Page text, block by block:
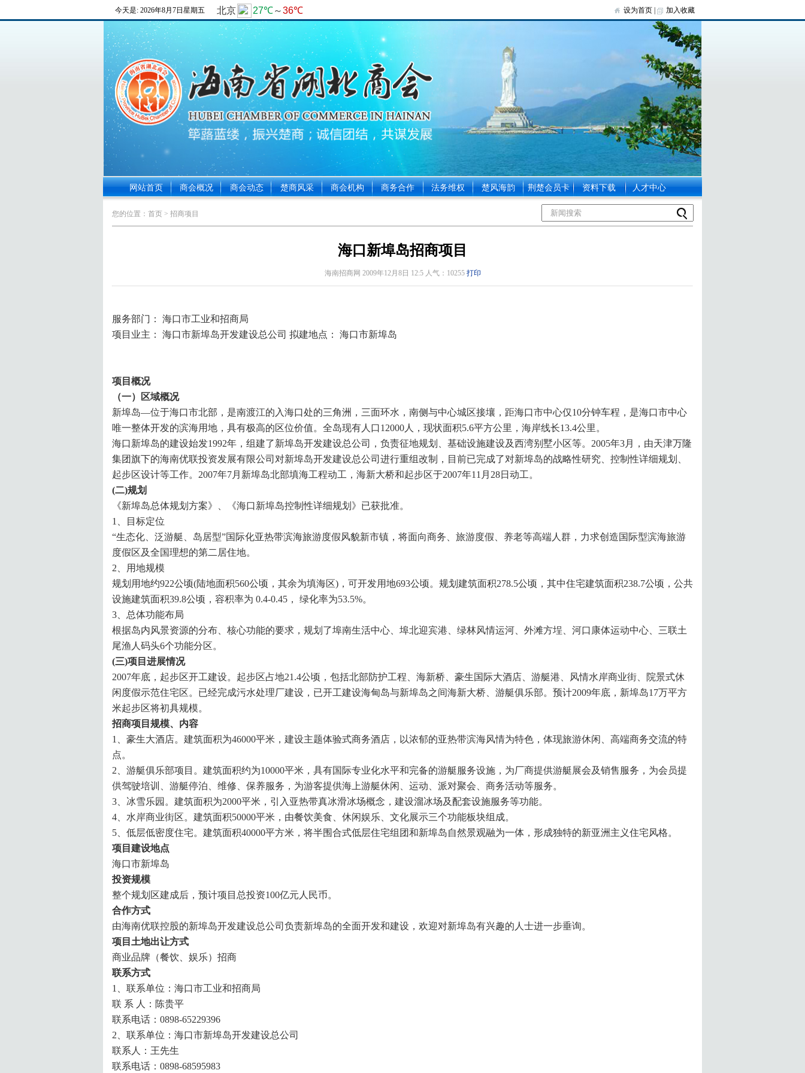
今天是: 2026年8月7日星期五 设为首页 加入收藏
网站首页 商会概况 商会动态 楚商风采 商会机构 商务合作 法务维权 楚风海韵 荆楚会员卡 资料下载 人才中心
您的位置： 首页 > 招商项目
海口新埠岛招商项目
海南招商网 2009年12月8日 12:5 人气：10255 打印
服务部门： 海口市工业和招商局
项目业主： 海口市新埠岛开发建设总公司 拟建地点： 海口市新埠岛
项目概况
（一）区域概况
新埠岛—位于海口市北部，是南渡江的入海口处的三角洲，三面环水，南侧与中心城区接壤，距海口市中心仅10分钟车程，是海口市中心
唯一整体开发的滨海用地，具有极高的区位价值。全岛现有人口12000人，现状面积5.6平方公里，海岸线长13.4公里。
海口新埠岛的建设始发1992年，组建了新埠岛开发建设总公司，负责征地规划、基础设施建设及西湾别墅小区等。2005年3月，由天津万隆
集团旗下的海南优联投资发展有限公司对新埠岛开发建设总公司进行重组改制，目前已完成了对新埠岛的战略性研究、控制性详细规划、
起步区设计等工作。2007年7月新埠岛北部填海工程动工，海新大桥和起步区于2007年11月28日动工。
(二)规划
《新埠岛总体规划方案》、《海口新埠岛控制性详细规划》已获批准。
1、目标定位
“生态化、泛游艇、岛居型”国际化亚热带滨海旅游度假风貌新市镇，将面向商务、旅游度假、养老等高端人群，力求创造国际型滨海旅游
度假区及全国理想的第二居住地。
2、用地规模
规划用地约922公顷(陆地面积560公顷，其余为填海区)，可开发用地693公顷。规划建筑面积278.5公顷，其中住宅建筑面积238.7公顷，公共
设施建筑面积39.8公顷，容积率为 0.4-0.45， 绿化率为53.5%。
3、总体功能布局
根据岛内风景资源的分布、核心功能的要求，规划了埠南生活中心、埠北迎宾港、绿林风情运河、外滩方埕、河口康体运动中心、三联土
尾渔人码头6个功能分区。
(三)项目进展情况
2007年底，起步区开工建设。起步区占地21.4公顷，包括北部防护工程、海新桥、豪生国际大酒店、游艇港、风情水岸商业街、院景式休
闲度假示范住宅区。已经完成污水处理厂建设，已开工建设海甸岛与新埠岛之间海新大桥、游艇俱乐部。预计2009年底，新埠岛17万平方
米起步区将初具规模。
招商项目规模、内容
1、豪生大酒店。建筑面积为46000平米，建设主题体验式商务酒店，以浓郁的亚热带滨海风情为特色，体现旅游休闲、高端商务交流的特
点。
2、游艇俱乐部项目。建筑面积约为10000平米，具有国际专业化水平和完备的游艇服务设施，为厂商提供游艇展会及销售服务，为会员提
供驾驶培训、游艇停泊、维修、保养服务，为游客提供海上游艇休闲、运动、派对聚会、商务活动等服务。
3、冰雪乐园。建筑面积为2000平米，引入亚热带真冰滑冰场概念，建设溜冰场及配套设施服务等功能。
4、水岸商业街区。建筑面积50000平米，由餐饮美食、休闲娱乐、文化展示三个功能板块组成。
5、低层低密度住宅。建筑面积40000平方米，将半围合式低层住宅组团和新埠岛自然景观融为一体，形成独特的新亚洲主义住宅风格。
项目建设地点
海口市新埠岛
投资规模
整个规划区建成后，预计项目总投资100亿元人民币。
合作方式
由海南优联控股的新埠岛开发建设总公司负责新埠岛的全面开发和建设，欢迎对新埠岛有兴趣的人士进一步垂询。
项目土地出让方式
商业品牌（餐饮、娱乐）招商
联系方式
1、联系单位：海口市工业和招商局
联 系 人：陈贵平
联系电话：0898-65229396
2、联系单位：海口市新埠岛开发建设总公司
联系人：王先生
联系电话：0898-68595983